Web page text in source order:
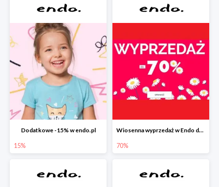
Dodatkowe -15% w endo.pl
15%
Wiosenna wyprzedaż w Endo do -70%
70%